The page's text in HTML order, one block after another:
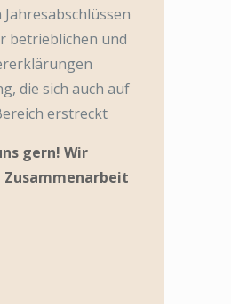
betrieblichen und
die sich auch auf
erstreckt
gern! Wir